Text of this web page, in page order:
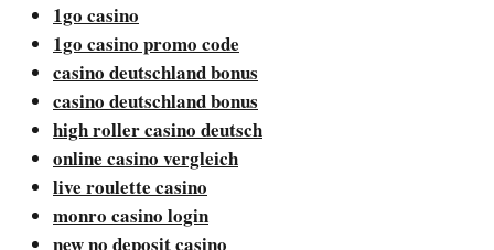
1go casino
1go casino promo code
casino deutschland bonus
casino deutschland bonus
high roller casino deutsch
online casino vergleich
live roulette casino
monro casino login
new no deposit casino